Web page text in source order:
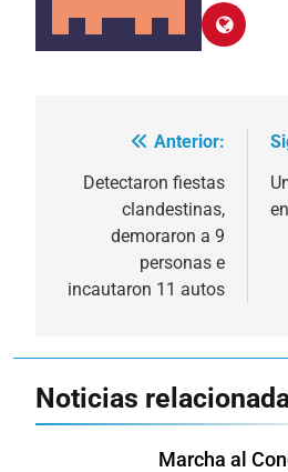
Navegación
de
entradas
Anterior:
Detectaron fiestas
clandestinas,
demoraron a 9
personas e
incautaron 11 autos
Noticias
Marcha al